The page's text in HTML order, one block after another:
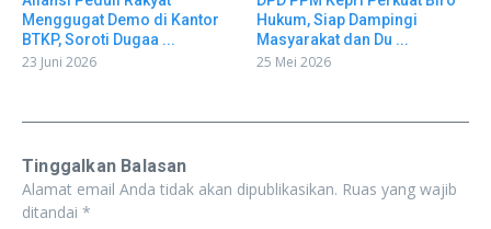
Menggugat Demo di Kantor
BTKP, Soroti Dugaa ...
23 Juni 2026
Hukum, Siap Dampingi
Masyarakat dan Du ...
25 Mei 2026
Tinggalkan Balasan
Alamat email Anda tidak akan dipublikasikan. Ruas yang wajib
ditandai *